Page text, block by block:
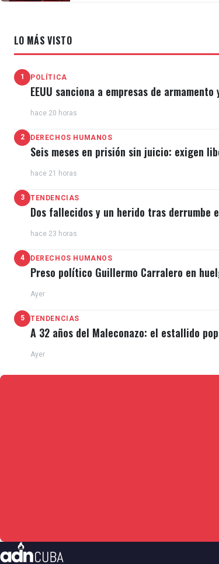
LO MÁS VISTO
1 POLÍTICA
EEUU sanciona a empresas de
hace 20 horas
2 DERECHOS HUMANOS
Seis meses en prisión sin juicio: exigen
hace 21 horas
3 TENDENCIAS
Dos fallecidos y un herido tras derrumbe
hace 23 horas
4 DERECHOS HUMANOS
Preso político Guillermo Carralero en
Ayer
5 TENDENCIAS
A 32 años del Maleconazo: el estallido
Ayer